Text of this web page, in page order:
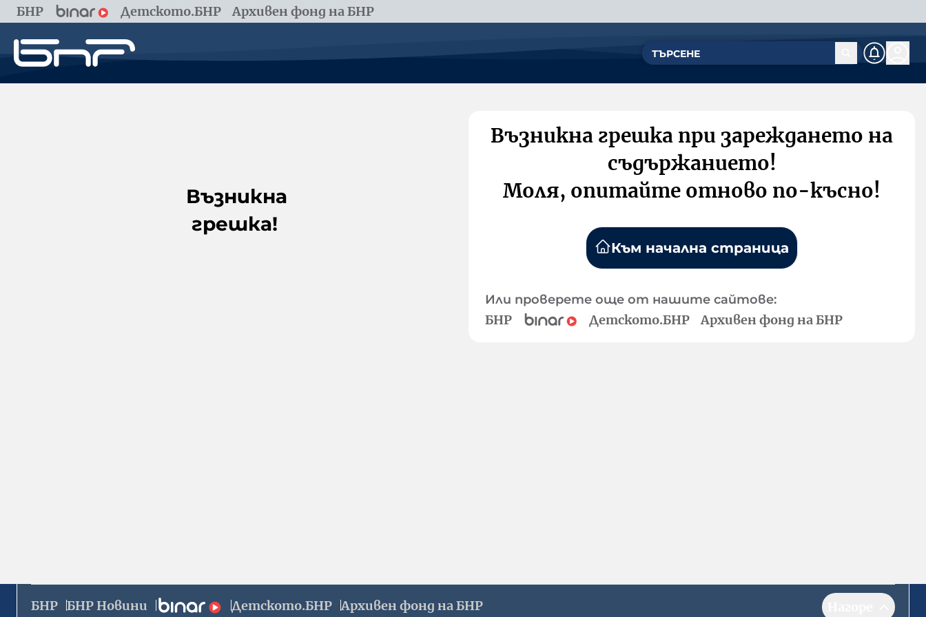
БНР Детското.БНР Архивен фонд на БНР
Възникна
грешка!
Възникна грешка при зареждането на
съдържанието!
Моля, опитайте отново по-късно!
Към начална страница
Или проверете още от нашите сайтове:
БНР Детското.БНР Архивен фонд на БНР
БНР БНР Новини Детското.БНР Архивен фонд на БНР